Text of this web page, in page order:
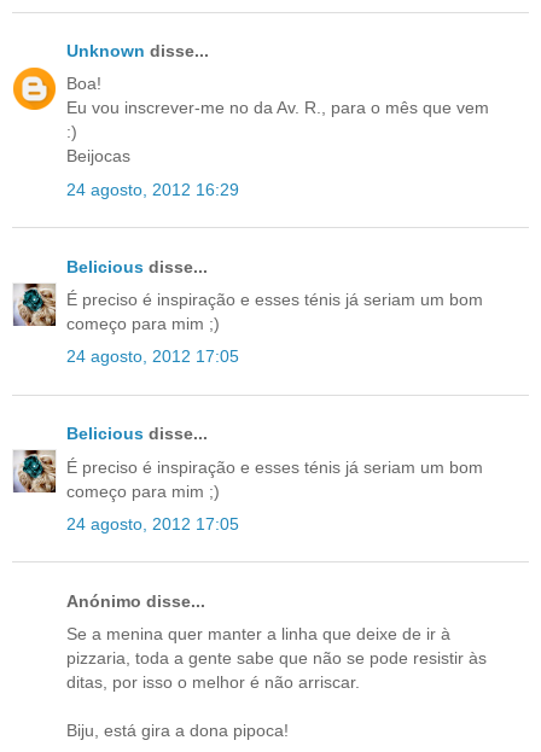
Unknown disse...
Boa!
Eu vou inscrever-me no da Av. R., para o mês que vem
:)
Beijocas
24 agosto, 2012 16:29
Belicious disse...
É preciso é inspiração e esses ténis já seriam um bom
começo para mim ;)
24 agosto, 2012 17:05
Belicious disse...
É preciso é inspiração e esses ténis já seriam um bom
começo para mim ;)
24 agosto, 2012 17:05
Anónimo disse...
Se a menina quer manter a linha que deixe de ir à
pizzaria, toda a gente sabe que não se pode resistir às
ditas, por isso o melhor é não arriscar.
Biju, está gira a dona pipoca!